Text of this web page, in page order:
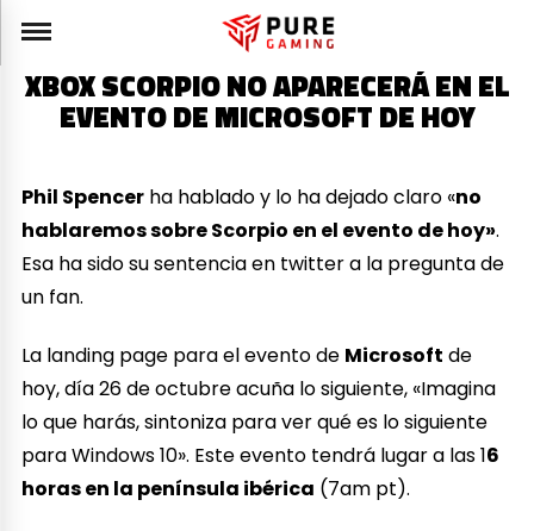
XBOX SCORPIO NO APARECERÁ EN EL
EVENTO DE MICROSOFT DE HOY
Phil Spencer ha hablado y lo ha dejado claro «no
hablaremos sobre Scorpio en el evento de hoy».
Esa ha sido su sentencia en twitter a la pregunta de
un fan.
La landing page para el evento de Microsoft de
hoy, día 26 de octubre acuña lo siguiente, «Imagina
lo que harás, sintoniza para ver qué es lo siguiente
para Windows 10». Este evento tendrá lugar a las 16
horas en la península ibérica (7am pt).